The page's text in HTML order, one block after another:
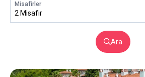
Misafirler
2 Misafir
Ara